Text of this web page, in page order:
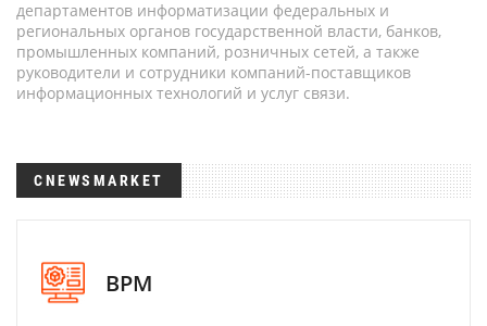
департаментов информатизации федеральных и
региональных органов государственной власти, банков,
промышленных компаний, розничных сетей, а также
руководители и сотрудники компаний-поставщиков
информационных технологий и услуг связи.
CNEWSMARKET
BPM